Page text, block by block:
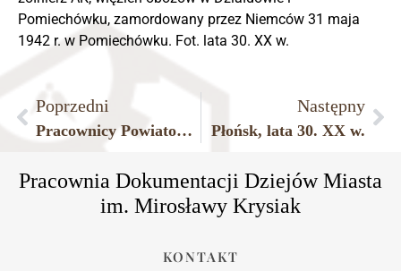
Pomiechówku, zamordowany przez Niemców 31 maja
1942 r. w Pomiechówku. Fot. lata 30. XX w.
Poprzedni
Pracownicy Powiatowej Kasy Chorych w Płońsku.
Następny
Płońsk, lata 30. XX w.
Pracownia Dokumentacji Dziejów Miasta
im. Mirosławy Krysiak
KONTAKT